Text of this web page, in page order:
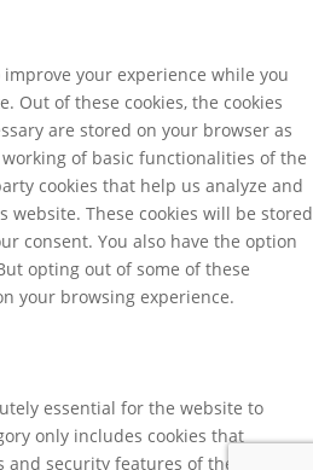
your experience while you
Out of these cookies, the cookies
are stored on your browser as
of basic functionalities of the
cookies that help us analyze and
website. These cookies will be stored
consent. You also have the option
opting out of some of these
your browsing experience.
essential for the website to
only includes cookies that
security features of the website.